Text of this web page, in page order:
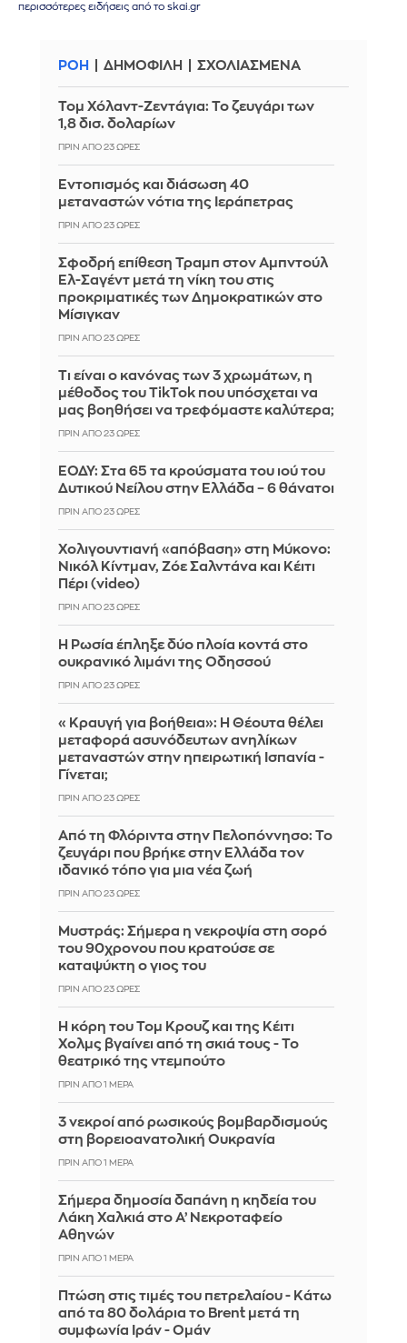
περισσότερες ειδήσεις από το skai.gr
ΡΟΗ ΔΗΜΟΦΙΛΗ ΣΧΟΛΙΑΣΜΕΝΑ
Τομ Χόλαντ-Ζεντάγια: Το ζευγάρι των
1,8 δισ. δολαρίων
ΠΡΙΝ ΑΠΌ 23 ΏΡΕΣ
Εντοπισμός και διάσωση 40
μεταναστών νότια της Ιεράπετρας
ΠΡΙΝ ΑΠΌ 23 ΏΡΕΣ
Σφοδρή επίθεση Τραμπ στον Αμπντούλ
Ελ-Σαγέντ μετά τη νίκη του στις
προκριματικές των Δημοκρατικών στο
Μίσιγκαν
ΠΡΙΝ ΑΠΌ 23 ΏΡΕΣ
Τι είναι ο κανόνας των 3 χρωμάτων, η
μέθοδος του TikTok που υπόσχεται να
μας βοηθήσει να τρεφόμαστε καλύτερα;
ΠΡΙΝ ΑΠΌ 23 ΏΡΕΣ
ΕΟΔΥ: Στα 65 τα κρούσματα του ιού του
Δυτικού Νείλου στην Ελλάδα – 6 θάνατοι
ΠΡΙΝ ΑΠΌ 23 ΏΡΕΣ
Χολιγουντιανή «απόβαση» στη Μύκονο:
Νικόλ Κίντμαν, Ζόε Σαλντάνα και Κέιτι
Πέρι (video)
ΠΡΙΝ ΑΠΌ 23 ΏΡΕΣ
Η Ρωσία έπληξε δύο πλοία κοντά στο
ουκρανικό λιμάνι της Οδησσού
ΠΡΙΝ ΑΠΌ 23 ΏΡΕΣ
«Κραυγή για βοήθεια»: Η Θέουτα θέλει
μεταφορά ασυνόδευτων ανηλίκων
μεταναστών στην ηπειρωτική Ισπανία -
Γίνεται;
ΠΡΙΝ ΑΠΌ 23 ΏΡΕΣ
Από τη Φλόριντα στην Πελοπόννησο: Το
ζευγάρι που βρήκε στην Ελλάδα τον
ιδανικό τόπο για μια νέα ζωή
ΠΡΙΝ ΑΠΌ 23 ΏΡΕΣ
Mυστράς: Σήμερα η νεκροψία στη σορό
του 90χρονου που κρατούσε σε
καταψύκτη ο γιος του
ΠΡΙΝ ΑΠΌ 23 ΏΡΕΣ
Η κόρη του Τομ Κρουζ και της Κέιτι
Χολμς βγαίνει από τη σκιά τους - Το
θεατρικό της ντεμπούτο
ΠΡΙΝ ΑΠΌ 1 ΜΈΡΑ
3 νεκροί από ρωσικούς βομβαρδισμούς
στη βορειοανατολική Ουκρανία
ΠΡΙΝ ΑΠΌ 1 ΜΈΡΑ
Σήμερα δημοσία δαπάνη η κηδεία του
Λάκη Χαλκιά στο Α’ Νεκροταφείο
Αθηνών
ΠΡΙΝ ΑΠΌ 1 ΜΈΡΑ
Πτώση στις τιμές του πετρελαίου - Κάτω
από τα 80 δολάρια το Brent μετά τη
συμφωνία Ιράν - Ομάν